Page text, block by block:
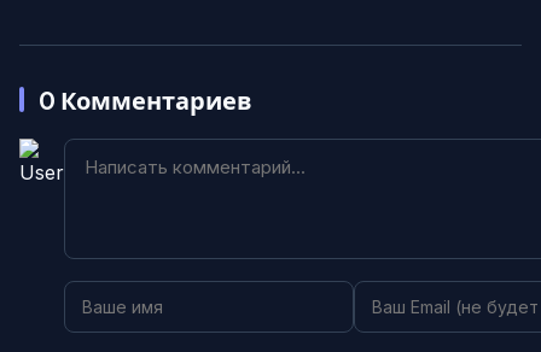
0 Комментариев